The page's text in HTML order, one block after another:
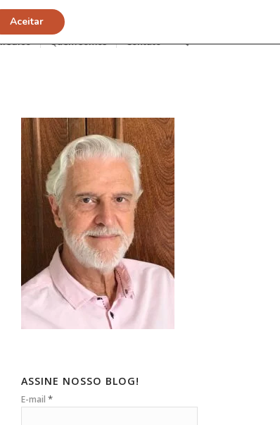
Quem somos Contato
ASSINE NOSSO BLOG!
E-mail*
Aceitar